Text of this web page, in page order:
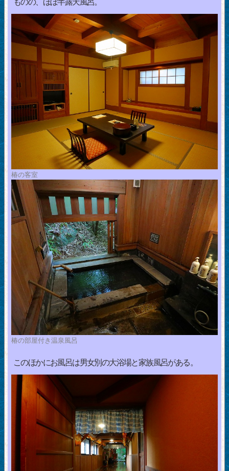
椿の客室
椿の部屋付き温泉風呂
このほかにお風呂は男女別の大浴場と家族風呂がある。